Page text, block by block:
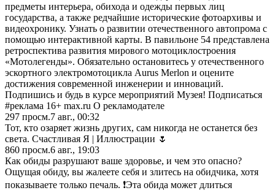
предметы интерьера, обихода и одежды первых лиц
государства, а также редчайшие исторические фотоархивы и
видеохронику. Узнать о развитии отечественного автопрома с
помощью интерактивной карты. В павильоне 54 представлена
ретроспектива развития мирового мотоциклостроения
«Мотолегенды». Обязательно остановитесь у отечественного
эскортного электромотоцикла Aurus Merlon и оцените
достижения современной инженерии и инноваций.
Подпишись и будь в курсе мероприятий Музея! Подписаться
#реклама 16+ max.ru О рекламодателе
297 просм.7 авг., 00:32
Тот, кто озаряет жизнь других, сам никогда не останется без
света. Счастливая Я | Иллюстрации 🌷
860 просм.6 авг., 19:03
Как обиды разрушают ваше здоровье, и чем это опасно?
Ощущая обиду, вы жалеете себя и злитесь на обидчика, хотя
показываете только печаль. ❗️Эта обида может длиться